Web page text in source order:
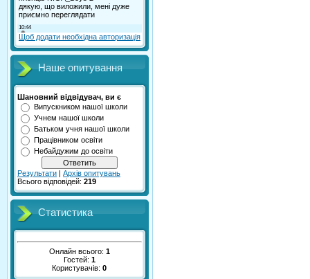
Щоб додати необхідна авторизація
Наше опитування
Шановний відвідувач, ви є
Випускником нашої школи
Учнем нашої школи
Батьком учня нашої школи
Працівником освіти
Небайдужим до освіти
Результати | Архів опитувань
Всього відповідей: 219
Статистика
Онлайн всього: 1
Гостей: 1
Користувачів:0